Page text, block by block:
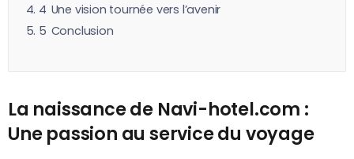
4 Une vision tournée vers l’avenir
5 Conclusion
La naissance de Navi-hotel.com :
Une passion au service du voyage